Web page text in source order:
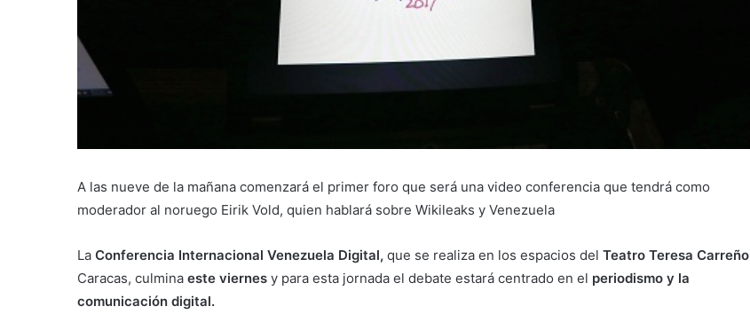
A las nueve de la mañana comenzará el primer foro que será una video conferencia que tendrá como
moderador al noruego Eirik Vold, quien hablará sobre Wikileaks y Venezuela
La Conferencia Internacional Venezuela Digital, que se realiza en los espacios del Teatro Teresa Carreño
Caracas, culmina este viernes y para esta jornada el debate estará centrado en el periodismo y la
comunicación digital.